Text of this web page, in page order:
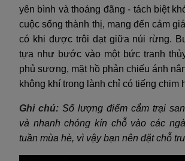
yên bình và thoáng đãng - tách biệt
cuộc sống thành thị, mang đến cảm
có khi được trôi dạt giữa núi rừng.
tựa như bước vào một bức tranh
phủ sương, mặt hồ phản chiếu ánh
không khí trong lành chỉ có tiếng chim
Ghi chú: Số lượng điểm cắm trại
và nhanh chóng kín chỗ vào các
tuần mùa hè, vì vậy bạn nên đặt chỗ